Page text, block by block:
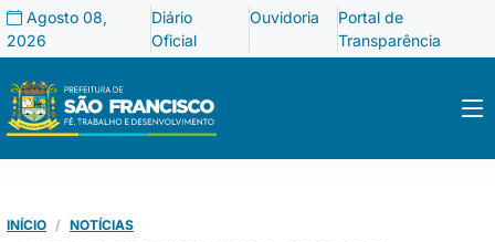
Agosto 08,
2026
Diário
Oficial
Ouvidoria
Portal de
Transparência
INÍCIO
NOTÍCIAS